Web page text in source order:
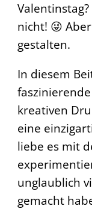
nicht! 😜
gestalten.
In diesem
kreativen
eine
liebe es mit
unglaublich
gemacht